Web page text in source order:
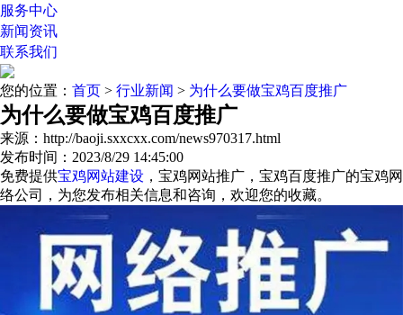
服务中心
新闻资讯
联系我们
您的位置： 首页 > 行业新闻 > 为什么要做宝鸡百度推广
为什么要做宝鸡百度推广
来源：http://baoji.sxxcxx.com/news970317.html
发布时间：2023/8/29 14:45:00
免费提供宝鸡网站建设 ，宝鸡网站推广，宝鸡百度推广的宝鸡网
络公司，为您发布相关信息和咨询，欢迎您的收藏。